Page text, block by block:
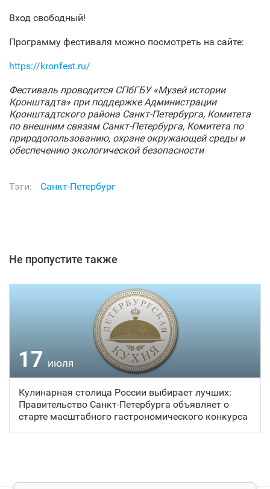
Вход свободный!
Программу фестиваля можно посмотреть на сайте:
https://kronfest.ru/
Фестиваль проводится СПбГБУ «Музей истории
Кронштадта» при поддержке Администрации
Кронштадтского района Санкт‑Петербурга, Комитета
по внешним связям Санкт‑Петербурга, Комитета по
природопользованию, охране окружающей среды и
обеспечению экологической безопасности
Тэги: Санкт‑Петербург
Не пропустите также
17 июля
Кулинарная столица России выбирает лучших:
Правительство Санкт‑Петербурга объявляет о
старте масштабного гастрономического конкурса